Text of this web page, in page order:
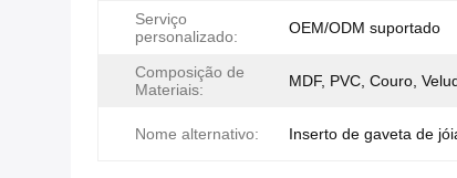
Serviço
personalizado:
OEM/ODM suportado
Composição de
Materiais:
MDF, PVC, Couro,
Nome alternativo: Inserto de gaveta de